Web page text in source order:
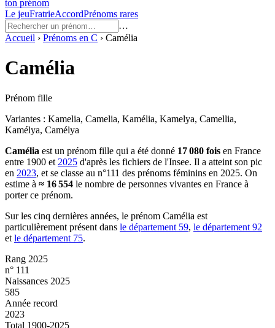
ton prénom
Le jeuFratrieAccordPrénoms rares
…
Accueil › Prénoms en C › Camélia
Camélia
Prénom fille
Variantes : Kamelia, Camelia, Kamélia, Kamelya, Camellia,
Kamélya, Camélya
Camélia est un prénom fille qui a été donné 17 080 fois en France
entre 1900 et 2025 d'après les fichiers de l'Insee. Il a atteint son pic
en 2023, et se classe au n°111 des prénoms féminins en 2025. On
estime à ≈ 16 554 le nombre de personnes vivantes en France à
porter ce prénom.
Sur les cinq dernières années, le prénom Camélia est
particulièrement présent dans le département 59, le département 92
et le département 75.
Rang 2025
n° 111
Naissances 2025
585
Année record
2023
Total 1900-2025